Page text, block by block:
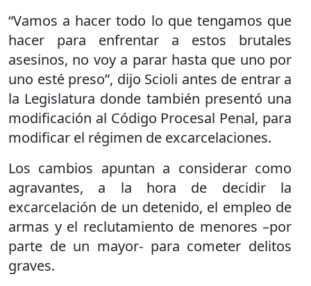
“Vamos a hacer todo lo que tengamos que
hacer para enfrentar a estos brutales
asesinos, no voy a parar hasta que uno por
uno esté preso”, dijo Scioli antes de entrar a
la Legislatura donde también presentó una
modificación al Código Procesal Penal, para
modificar el régimen de excarcelaciones.
Los cambios apuntan a considerar como
agravantes, a la hora de decidir la
excarcelación de un detenido, el empleo de
armas y el reclutamiento de menores –por
parte de un mayor- para cometer delitos
graves.